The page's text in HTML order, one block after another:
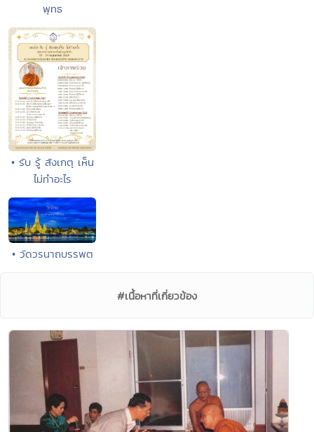
พุทธ
• รับ รู้ สังเกตุ เห็น
ไม่ทำอะไร
• วัดวรนาถบรรพต
#เนื้อหาที่เกี่ยวข้อง